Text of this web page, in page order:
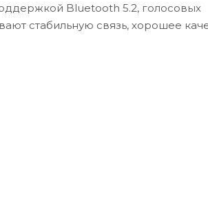
Bluetooth 5.2, голосовых
стабильную связь, хорошее